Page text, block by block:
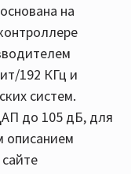
на
192 КГц и
систем.
до 105 дБ, для
описанием